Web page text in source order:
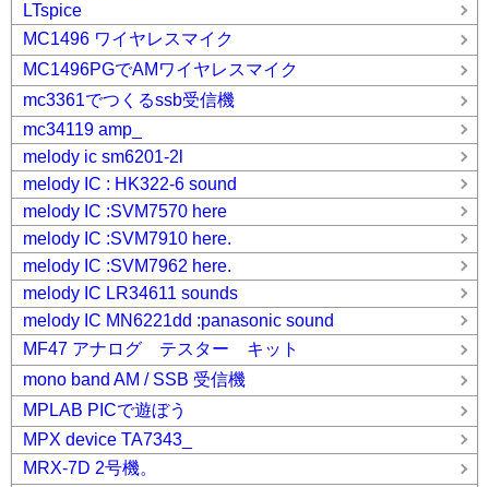
LTspice
MC1496 ワイヤレスマイク
MC1496PGでAMワイヤレスマイク
mc3361でつくるssb受信機
mc34119 amp_
melody ic sm6201-2l
melody IC : HK322-6 sound
melody IC :SVM7570 here
melody IC :SVM7910 here.
melody IC :SVM7962 here.
melody IC LR34611 sounds
melody IC MN6221dd :panasonic sound
MF47 アナログ テスター キット
mono band AM / SSB 受信機
MPLAB PICで遊ぼう
MPX device TA7343_
MRX-7D 2号機。